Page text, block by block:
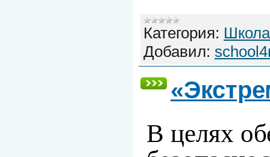
Категория: Школа
Добавил:
В целях